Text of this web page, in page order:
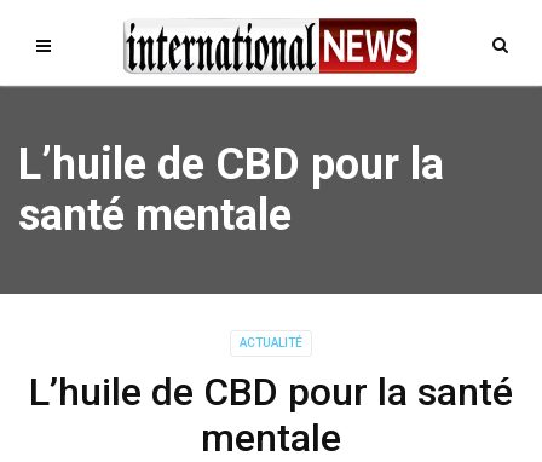
L’huile de CBD pour la
santé mentale
ACTUALITÉ
L’huile de CBD pour la santé
mentale